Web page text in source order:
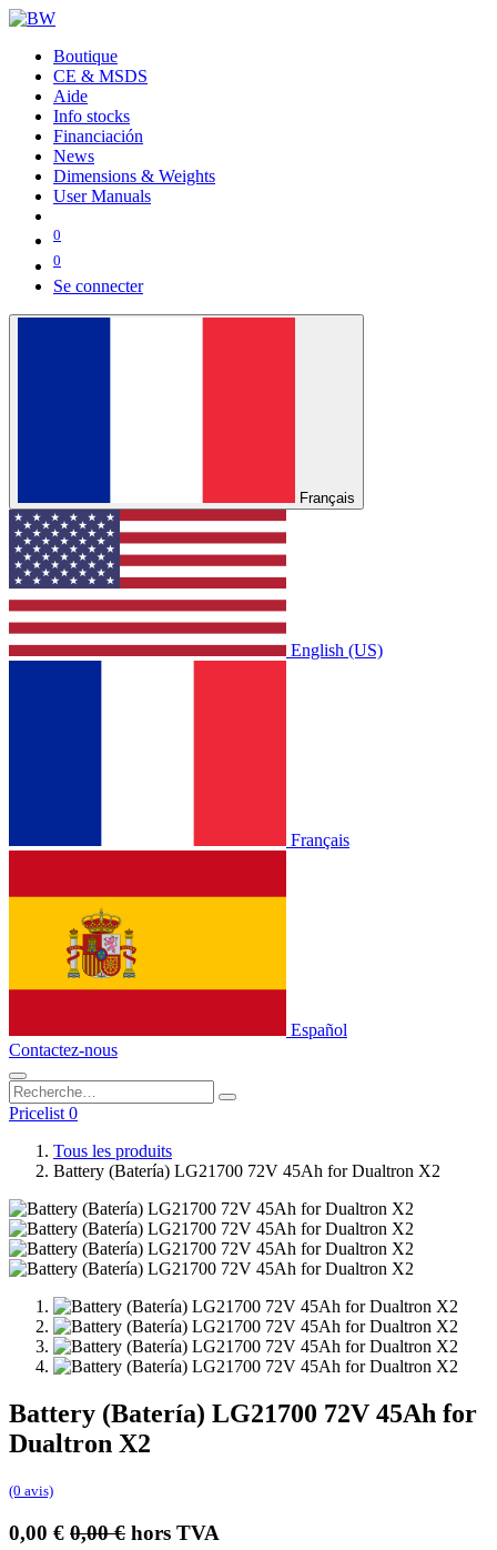
Boutique
CE & MSDS
Aide
Info stocks
Financiación
News
Dimensions & Weights
User Manuals
0
0
Se connecter
Français
English (US)
Français
Español
Contactez-nous
Pricelist 0
Tous les produits
Battery (Batería) LG21700 72V 45Ah for Dualtron X2
Battery (Batería) LG21700 72V 45Ah for
Dualtron X2
(0 avis)
0,00 € 0,00€ hors TVA